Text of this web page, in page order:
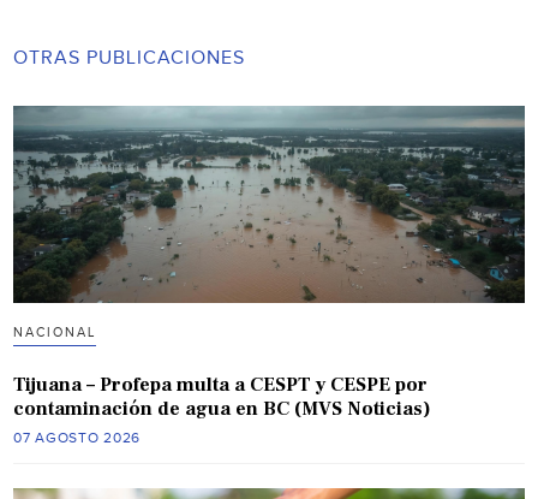
OTRAS PUBLICACIONES
NACIONAL
Tijuana – Profepa multa a CESPT y CESPE por
contaminación de agua en BC (MVS Noticias)
07 AGOSTO 2026